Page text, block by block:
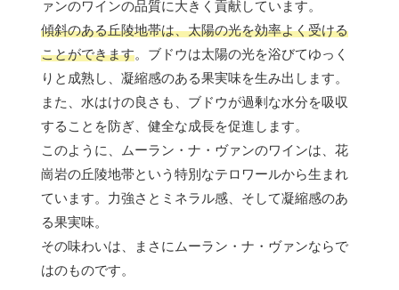
ァンのワインの品質に大きく貢献しています。
傾斜のある丘陵地帯は、太陽の光を効率よく受ける
ことができます。ブドウは太陽の光を浴びてゆっく
りと成熟し、凝縮感のある果実味を生み出します。
また、水はけの良さも、ブドウが過剰な水分を吸収
することを防ぎ、健全な成長を促進します。
このように、ムーラン・ナ・ヴァンのワインは、花
崗岩の丘陵地帯という特別なテロワールから生まれ
ています。力強さとミネラル感、そして凝縮感のあ
る果実味。
その味わいは、まさにムーラン・ナ・ヴァンならで
はのものです。